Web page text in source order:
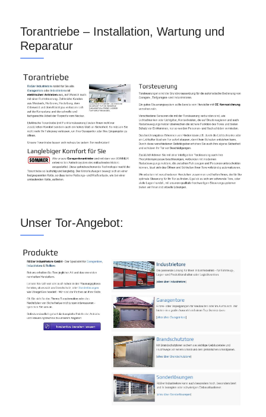
Torantriebe – Installation, Wartung und
Reparatur
Unser Tor-Angebot: